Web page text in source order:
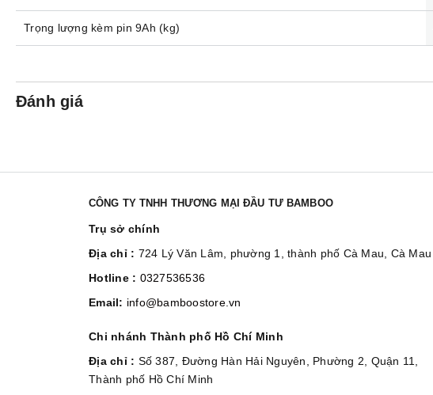
Trọng lượng kèm pin 9Ah (kg)
Đánh giá
CÔNG TY TNHH THƯƠNG MẠI ĐẦU TƯ BAMBOO
Trụ sở chính
Địa chỉ : 724 Lý Văn Lâm, phường 1, thành phố Cà Mau, Cà Mau
Hotline : 0327536536
Email: info@bamboostore.vn
Chi nhánh Thành phố Hồ Chí Minh
Địa chỉ : Số 387, Đường Hàn Hải Nguyên, Phường 2, Quận 11,
Thành phố Hồ Chí Minh